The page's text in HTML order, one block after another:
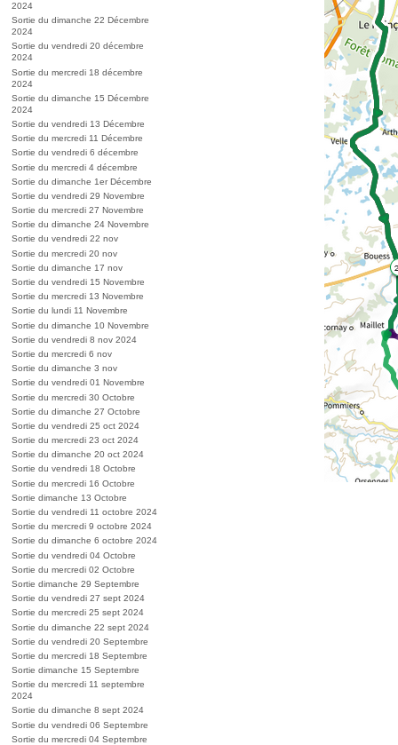
2024
Sortie du dimanche 22 Décembre
2024
Sortie du vendredi 20 décembre
2024
Sortie du mercredi 18 décembre
2024
Sortie du dimanche 15 Décembre
2024
Sortie du vendredi 13 Décembre
Sortie du mercredi 11 Décembre
Sortie du vendredi 6 décembre
Sortie du mercredi 4 décembre
Sortie du dimanche 1er Décembre
Sortie du vendredi 29 Novembre
Sortie du mercredi 27 Novembre
Sortie du dimanche 24 Novembre
Sortie du vendredi 22 nov
Sortie du mercredi 20 nov
Sortie du dimanche 17 nov
Sortie du vendredi 15 Novembre
Sortie du mercredi 13 Novembre
Sortie du lundi 11 Novembre
Sortie du dimanche 10 Novembre
Sortie du vendredi 8 nov 2024
Sortie du mercredi 6 nov
Sortie du dimanche 3 nov
Sortie du vendredi 01 Novembre
Sortie du mercredi 30 Octobre
Sortie du dimanche 27 Octobre
Sortie du vendredi 25 oct 2024
Sortie du mercredi 23 oct 2024
Sortie du dimanche 20 oct 2024
Sortie du vendredi 18 Octobre
Sortie du mercredi 16 Octobre
Sortie dimanche 13 Octobre
Sortie du vendredi 11 octobre 2024
Sortie du mercredi 9 octobre 2024
Sortie du dimanche 6 octobre 2024
Sortie du vendredi 04 Octobre
Sortie du mercredi 02 Octobre
Sortie dimanche 29 Septembre
Sortie du vendredi 27 sept 2024
Sortie du mercredi 25 sept 2024
Sortie du dimanche 22 sept 2024
Sortie du vendredi 20 Septembre
Sortie du mercredi 18 Septembre
Sortie dimanche 15 Septembre
Sortie du mercredi 11 septembre
2024
Sortie du dimanche 8 sept 2024
Sortie du vendredi 06 Septembre
Sortie du mercredi 04 Septembre